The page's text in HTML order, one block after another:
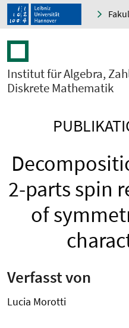
Institut für Algebra,
Diskrete Mathematik
2-parts spin
of
Verfasst von
Lucia Morotti